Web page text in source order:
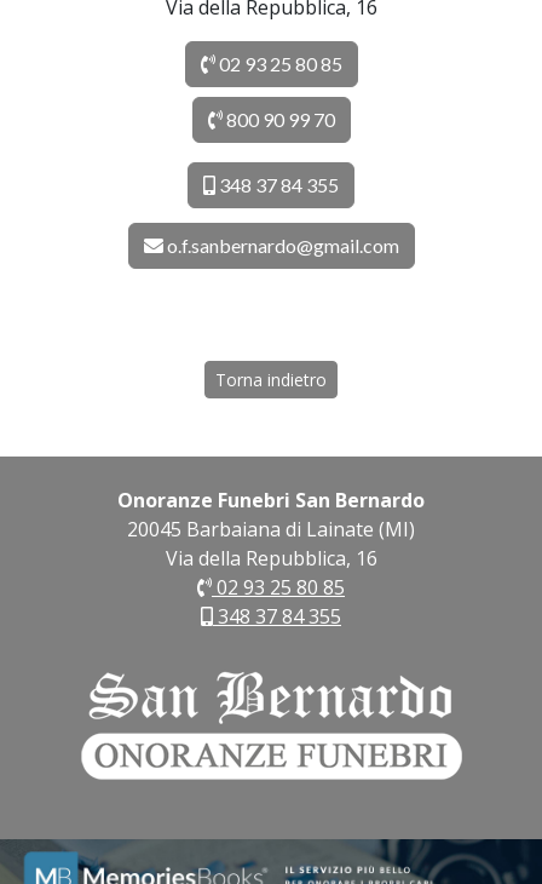
Via della Repubblica, 16
02 93 25 80 85
800 90 99 70
348 37 84 355
o.f.sanbernardo@gmail.com
Torna indietro
Onoranze Funebri San Bernardo
20045 Barbaiana di Lainate (MI)
Via della Repubblica, 16
02 93 25 80 85
348 37 84 355